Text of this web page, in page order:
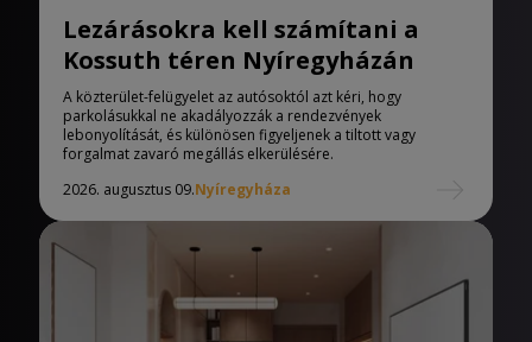
Lezárásokra kell számítani a
Kossuth téren Nyíregyházán
A közterület-felügyelet az autósoktól azt kéri, hogy
parkolásukkal ne akadályozzák a rendezvények
lebonyolítását, és különösen figyeljenek a tiltott vagy
forgalmat zavaró megállás elkerülésére.
2026. augusztus 09.Nyíregyháza